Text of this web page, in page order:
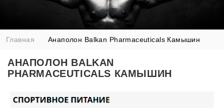
Главная Анаполон Balkan Pharmaceuticals Камышин
АНАПОЛОН BALKAN
PHARMACEUTICALS КАМЫШИН